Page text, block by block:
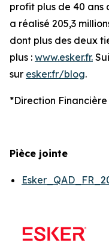
profit plus de 40 ans
a réalisé 205,3
dont plus des deux
plus : www.esker.fr.
sur esker.fr/blog.
*Direction
Pièce jointe